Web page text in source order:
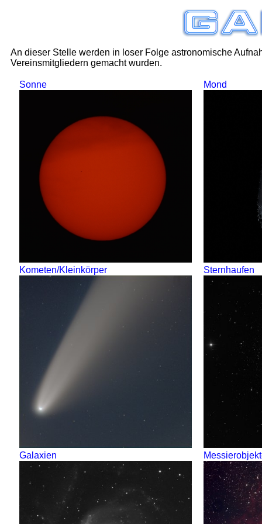
An dieser Stelle werden in loser Folge astronomische
Vereinsmitgliedern gemacht wurden.
Sonne Mond
Kometen/Kleinkörper Sternhaufen
Galaxien